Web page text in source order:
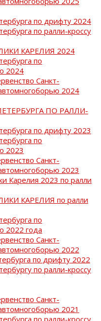
по дрифту 2024
по ралли-кроссу
КАРЕЛИЯ 2024
по
2024
Санкт-
2024
ПО РАЛЛИ-
по дрифту 2023
по
2023
Санкт-
2023
Карелия 2023 по ралли
КАРЕЛИЯ по ралли
по
2022 года
Санкт-
2022
по дрифту 2022
по ралли-кроссу
Санкт-
2021
по ралли-кроссу